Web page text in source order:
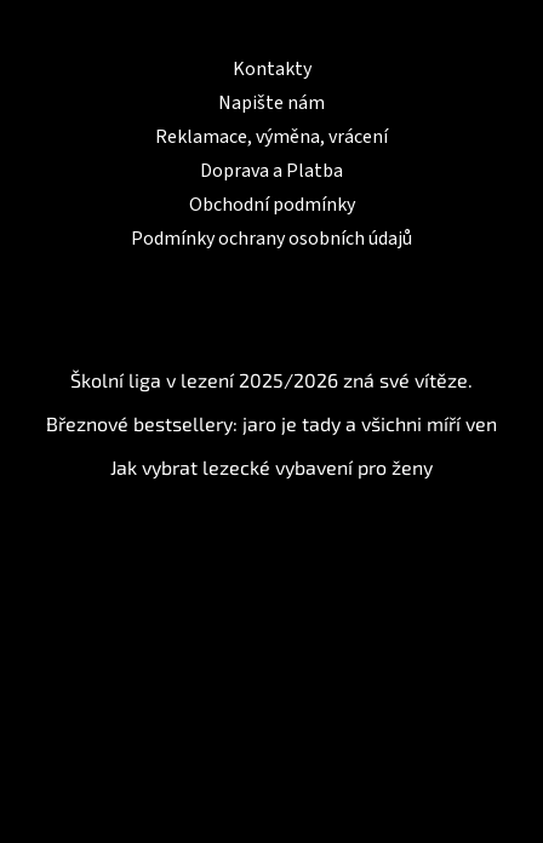
Kontakty
Napište nám
Reklamace, výměna, vrácení
Doprava a Platba
Obchodní podmínky
Podmínky ochrany osobních údajů
Školní liga v lezení 2025/2026 zná své vítěze.
Březnové bestsellery: jaro je tady a všichni míří ven
Jak vybrat lezecké vybavení pro ženy